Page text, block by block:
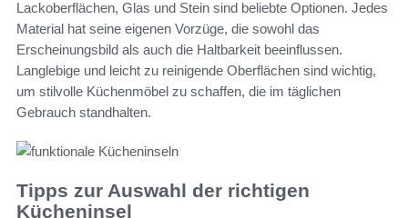
Lackoberflächen, Glas und Stein sind beliebte Optionen. Jedes
Material hat seine eigenen Vorzüge, die sowohl das
Erscheinungsbild als auch die Haltbarkeit beeinflussen.
Langlebige und leicht zu reinigende Oberflächen sind wichtig,
um stilvolle Küchenmöbel zu schaffen, die im täglichen
Gebrauch standhalten.
Tipps zur Auswahl der richtigen
Kücheninsel